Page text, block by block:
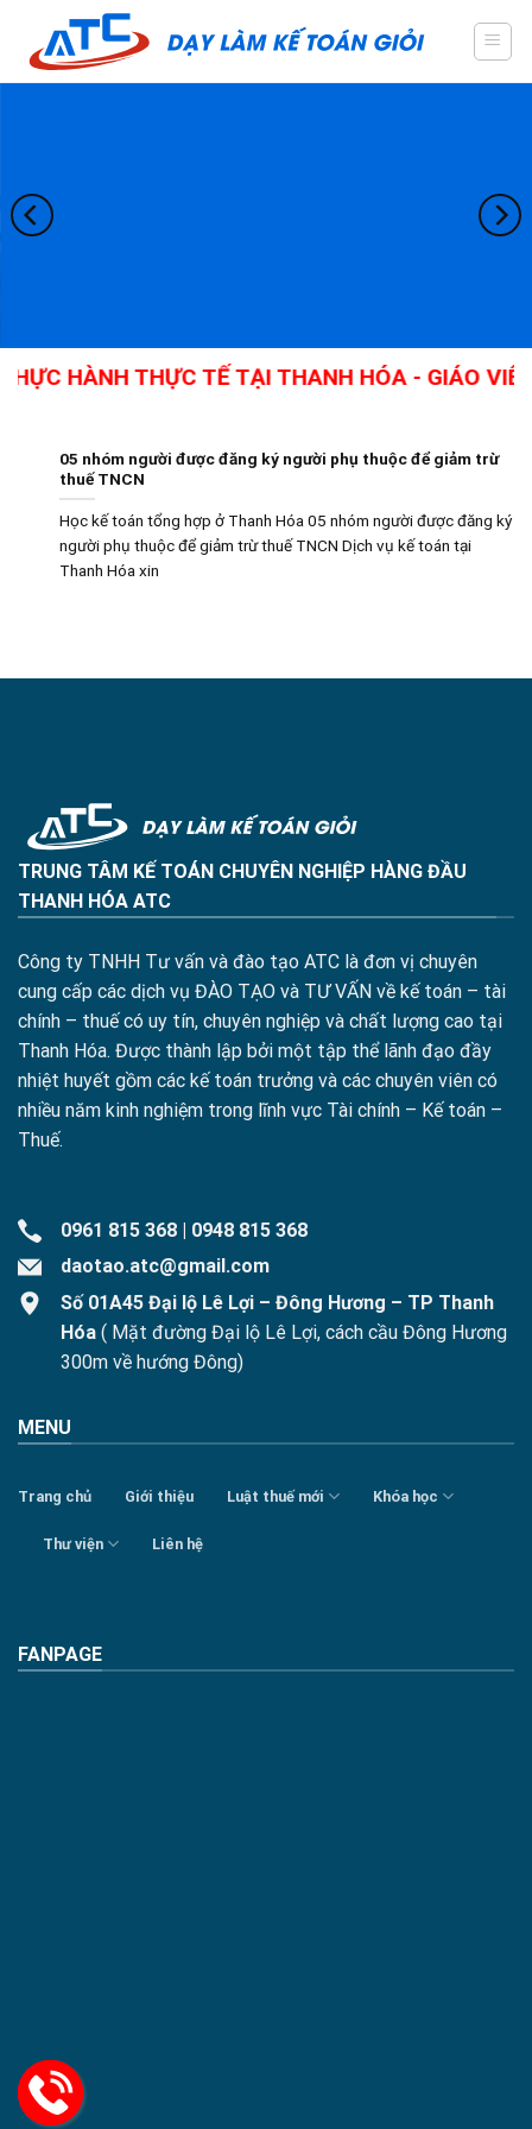
content
HÀNH THỰC TẾ TẠI THANH HÓA - GIÁO
05 nhóm người được đăng ký người phụ thuộc để giảm trừ
thuế TNCN
Học kế toán tổng hợp ở Thanh Hóa 05 nhóm người được đăng ký
người phụ thuộc để giảm trừ thuế TNCN Dịch vụ kế toán tại
Thanh Hóa xin
TRUNG TÂM KẾ TOÁN CHUYÊN NGHIỆP HÀNG ĐẦU
THANH HÓA ATC
Công ty TNHH Tư vấn và đào tạo ATC là đơn vị chuyên
cung cấp các dịch vụ ĐÀO TẠO và TƯ VẤN về kế toán – tài
chính – thuế có uy tín, chuyên nghiệp và chất lượng cao tại
Thanh Hóa. Được thành lập bởi một tập thể lãnh đạo đầy
nhiệt huyết gồm các kế toán trưởng và các chuyên viên có
nhiều năm kinh nghiệm trong lĩnh vực Tài chính – Kế toán –
Thuế.
0961 815 368
0948 815 368
daotao.atc@gmail.com
Số 01A45 Đại lộ Lê Lợi – Đông Hương – TP Thanh
Hóa ( Mặt đường Đại lộ Lê Lợi, cách cầu Đông Hương
300m về hướng Đông)
MENU
Trang chủ Giới thiệu Luật thuế mới Khóa học
Thư viện Liên hệ
FANPAGE